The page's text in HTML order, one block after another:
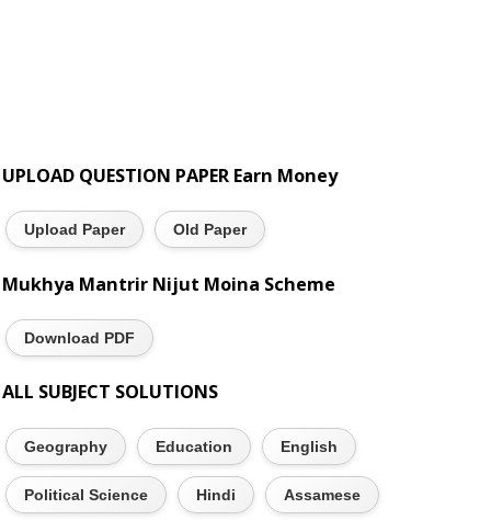
UPLOAD QUESTION PAPER Earn Money
Upload Paper Old Paper
Mukhya Mantrir Nijut Moina Scheme
Download PDF
ALL SUBJECT SOLUTIONS
Geography Education English
Political Science Hindi Assamese